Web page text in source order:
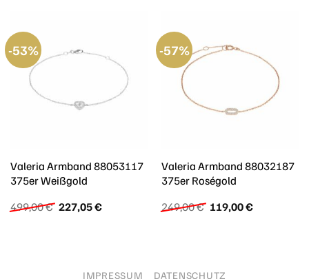
-53%
Valeria Armband 88053117
375er Weißgold
499,00€ Ursprünglicher
Preis
227,05€Aktueller
-57%
Valeria Armband 88032187
375er Roségold
249,00€ Ursprünglicher
Preis
119,00€Aktueller
IMPRESSUM DATENSCHUTZ